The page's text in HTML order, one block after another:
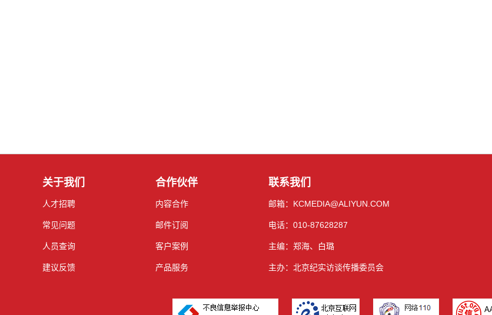
关于我们
人才招聘
常见问题
人员查询
建议反馈
合作伙伴
内容合作
邮件订阅
客户案例
产品服务
联系我们
邮箱：KCMEDIA@ALIYUN.COM
电话：010-87628287
主编：郑海、白璐
主办：北京纪实访谈传播委员会